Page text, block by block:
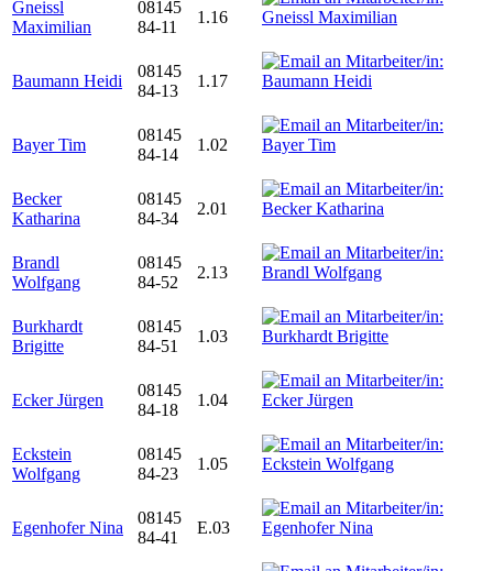
Gneissl
Maximilian
08145
84-11
1.16
Baumann Heidi
08145
84-13
1.17
Bayer Tim
08145
84-14
1.02
Becker
Katharina
08145
84-34
2.01
Brandl
Wolfgang
08145
84-52
2.13
Burkhardt
Brigitte
08145
84-51
1.03
Ecker Jürgen
08145
84-18
1.04
Eckstein
Wolfgang
08145
84-23
1.05
Egenhofer Nina
08145
84-41
E.03